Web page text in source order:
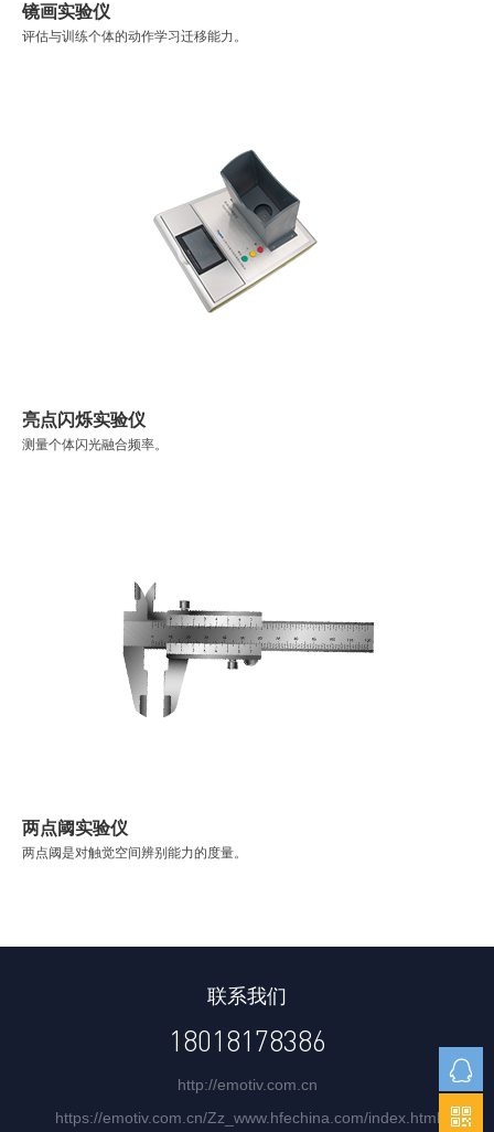
镜画实验仪
评估与训练个体的动作学习迁移能力。
亮点闪烁实验仪
测量个体闪光融合频率。
两点阈实验仪
两点阈是对触觉空间辨别能力的度量。
联系我们
18018178386
http://emotiv.com.cn
https://emotiv.com.cn/Zz_www.hfechina.com/index.html